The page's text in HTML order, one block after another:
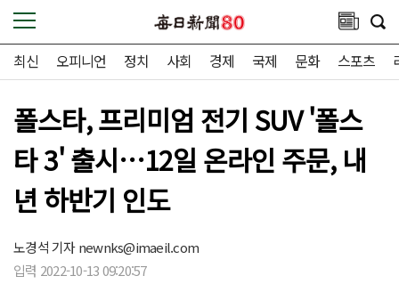
최신 오피니언 정치 사회 경제 국제 문화 스포츠
폴스타, 프리미엄 전기 SUV '폴스
타 3' 출시…12일 온라인 주문, 내
년 하반기 인도
노경석 기자newnks@imaeil.com
입력 2022-10-13 09:20:57